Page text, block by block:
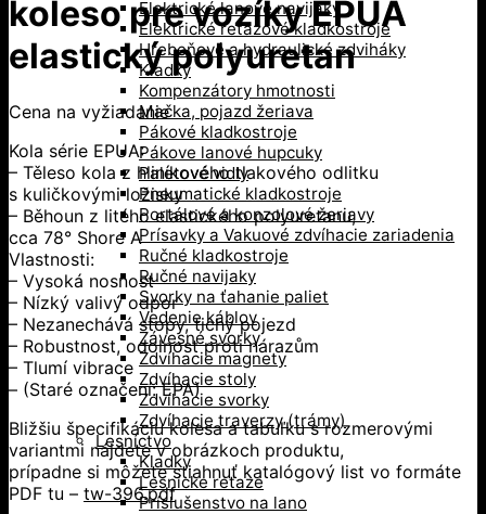
Elektrické lanové navijaky
Elektrické reťazové kladkostroje
Hrebeňové a hydraulické zdviháky
Kladky
Kompenzátory hmotnosti
Mačka, pojazd žeriava
Pákové kladkostroje
Pákove lanové hupcuky
Paletové vidly
Pneumatické kladkostroje
Portálové a konzolové žeriavy
Prísavky a Vakuové zdvíhacie zariadenia
Ručné kladkostroje
Ručné navijaky
Svorky na ťahanie paliet
Vedenie káblov
Závesné svorky
Zdvíhacie magnety
Zdvíhacie stoly
Zdvíhacie svorky
Zdvíhacie traverzy (trámy)
Lesníctvo
Kladky
Lesnícke reťaze
Príslušenstvo na lano
koleso pre vozíky EPUA
elastický polyuretan
Cena na vyžiadanie
Kola série EPUA:
– Těleso kola z hliníkového tlakového odlitku
s kuličkovými ložisky
– Běhoun z litého elastického polyuretanu,
cca 78° Shore A
Vlastnosti:
– Vysoká nosnost
– Nízký valivý odpor
– Nezanechává stopy, tichý pojezd
– Robustnost, odolnost proti nárazům
– Tlumí vibrace
– (Staré označení: EPA)
Bližšiu špecifikáciu kolesa a tabuľku s rozmerovými
variantmi nájdete v obrázkoch produktu,
prípadne si môžete stiahnuť katalógový list vo formáte
PDF tu – tw-396.pdf